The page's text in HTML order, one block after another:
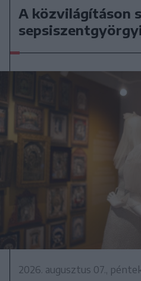
A közvilágításon
2026. augusztus 07.,